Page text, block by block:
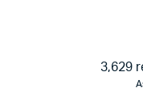
3,629